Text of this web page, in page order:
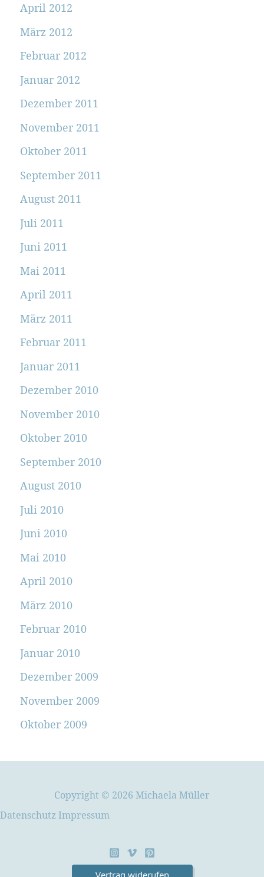
April 2012
März 2012
Februar 2012
Januar 2012
Dezember 2011
November 2011
Oktober 2011
September 2011
August 2011
Juli 2011
Juni 2011
Mai 2011
April 2011
März 2011
Februar 2011
Januar 2011
Dezember 2010
November 2010
Oktober 2010
September 2010
August 2010
Juli 2010
Juni 2010
Mai 2010
April 2010
März 2010
Februar 2010
Januar 2010
Dezember 2009
November 2009
Oktober 2009
Copyright © 2026 Michaela Müller
Datenschutz Impressum
Vertrag widerufen